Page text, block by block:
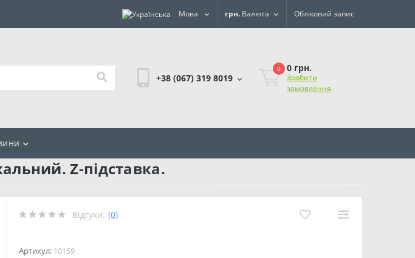
Мова грн. Валюта Обліковий запис
+38 (067) 319 8019
0 0 грн.
Зробити
замовлення
Z-підставка.
Відгуки: (0)
Артикул: 10159